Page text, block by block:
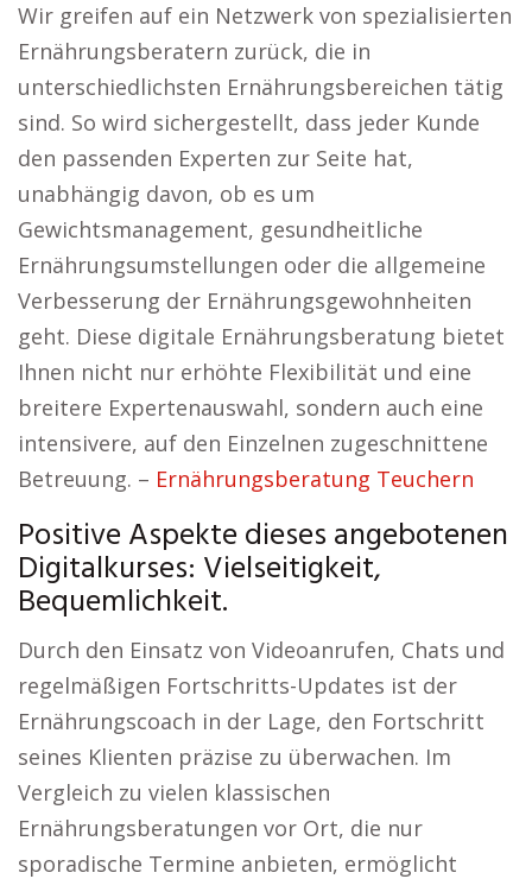
Wir greifen auf ein Netzwerk von spezialisierten
Ernährungsberatern zurück, die in
unterschiedlichsten Ernährungsbereichen tätig
sind. So wird sichergestellt, dass jeder Kunde
den passenden Experten zur Seite hat,
unabhängig davon, ob es um
Gewichtsmanagement, gesundheitliche
Ernährungsumstellungen oder die allgemeine
Verbesserung der Ernährungsgewohnheiten
geht. Diese digitale Ernährungsberatung bietet
Ihnen nicht nur erhöhte Flexibilität und eine
breitere Expertenauswahl, sondern auch eine
intensivere, auf den Einzelnen zugeschnittene
Betreuung. – Ernährungsberatung Teuchern
Positive Aspekte dieses angebotenen
Digitalkurses: Vielseitigkeit,
Bequemlichkeit.
Durch den Einsatz von Videoanrufen, Chats und
regelmäßigen Fortschritts-Updates ist der
Ernährungscoach in der Lage, den Fortschritt
seines Klienten präzise zu überwachen. Im
Vergleich zu vielen klassischen
Ernährungsberatungen vor Ort, die nur
sporadische Termine anbieten, ermöglicht